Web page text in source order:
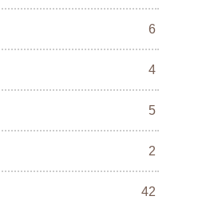
6
4
5
2
42